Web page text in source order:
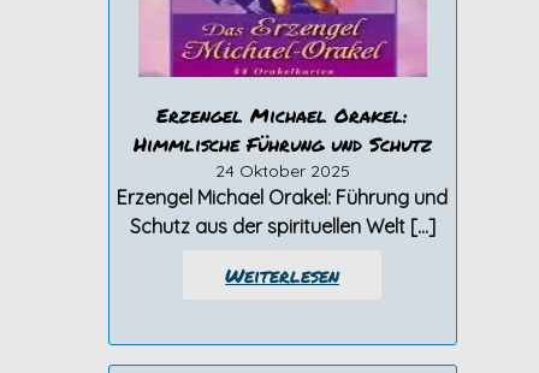
Erzengel Michael Orakel:
Himmlische Führung und Schutz
24 Oktober 2025
Erzengel Michael Orakel: Führung und
Schutz aus der spirituellen Welt […]
Weiterlesen